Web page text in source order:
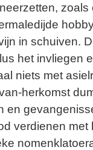
in schuiven.
het invliegen
niets met
herkomst
en
verdienen met